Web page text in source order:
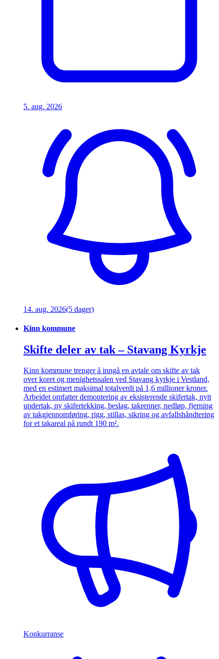
5. aug. 2026
14. aug. 2026(5 dager)
Kinn kommune
Skifte deler av tak – Stavang Kyrkje
Kinn kommune trenger å inngå en avtale om skifte av tak
over koret og menighetssalen ved Stavang kyrkje i Vestland,
med en estimert maksimal totalverdi på 1,6 millioner kroner.
Arbeidet omfatter demontering av eksisterende skifertak, nytt
undertak, ny skifertekking, beslag, takrenner, nedløp, fjerning
av takgjennomføring, rigg, stillas, sikring og avfallshåndtering
for et takareal på rundt 190 m².
Konkurranse